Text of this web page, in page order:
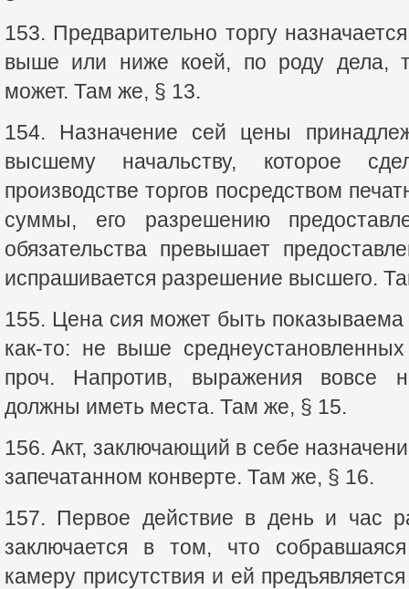
153. Предварительно торгу
выше или ниже коей, по роду дела,
может. Там же, § 13.
154. Назначение сей цены
высшему начальству, которое
производстве торгов посредством
суммы, его разрешению
обязательства превышает
испрашивается разрешение высшего.
155. Цена сия может быть
как-то: не выше
проч. Напротив, выражения вовсе
должны иметь места. Там же, § 15.
156. Акт, заключающий в себе
запечатанном конверте. Там же, § 16.
157. Первое действие в день и час
заключается в том, что
камеру присутствия и ей